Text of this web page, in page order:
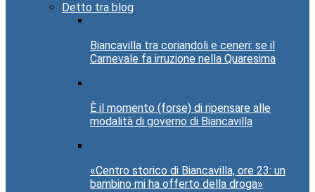
Detto tra blog
Biancavilla tra coriandoli e ceneri: se il
Carnevale fa irruzione nella Quaresima
È il momento (forse) di ripensare alle
modalità di governo di Biancavilla
«Centro storico di Biancavilla, ore 23: un
bambino mi ha offerto della droga»